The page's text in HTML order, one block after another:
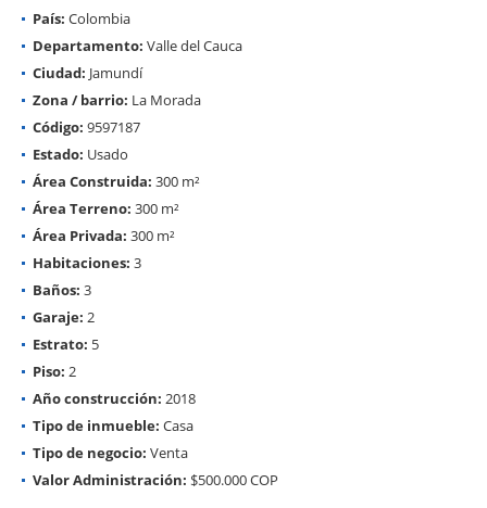
País: Colombia
Departamento: Valle del Cauca
Ciudad: Jamundí
Zona / barrio: La Morada
Código: 9597187
Estado: Usado
Área Construida: 300 m²
Área Terreno: 300 m²
Área Privada: 300 m²
Habitaciones: 3
Baños: 3
Garaje: 2
Estrato: 5
Piso: 2
Año construcción: 2018
Tipo de inmueble: Casa
Tipo de negocio: Venta
Valor Administración: $500.000 COP